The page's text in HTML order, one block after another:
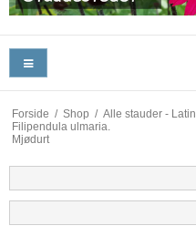
Forside / Shop / Alle stauder - Latin
Filipendula ulmaria.
Mjødurt